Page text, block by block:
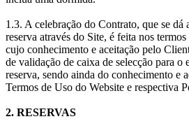
1.3. A celebração do Contrato, que se dá
reserva através do Site, é feita nos
cujo conhecimento e aceitação pelo
de validação de caixa de selecção para
reserva, sendo ainda do conhecimento e
Termos de Uso do Website e respectiva
2. RESERVAS